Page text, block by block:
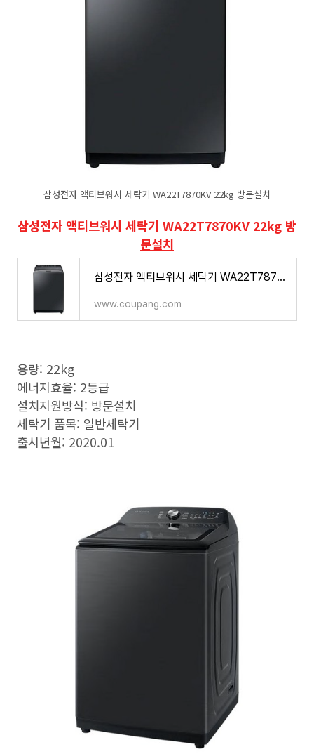
삼성전자 액티브워시 세탁기 WA22T7870KV 22kg 방문설치
삼성전자 액티브워시 세탁기 WA22T7870KV 22kg 방
문설치
삼성전자 액티브워시 세탁기 WA22T7870KV 22kg 방문설치
www.coupang.com
용량: 22kg
에너지효율: 2등급
설치지원방식: 방문설치
세탁기 품목: 일반세탁기
출시년월: 2020.01